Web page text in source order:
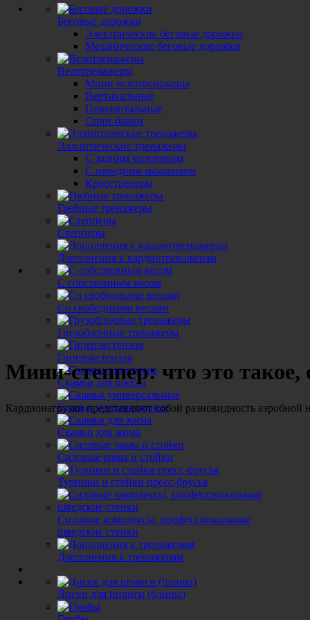
Беговые дорожки
Электрические беговые дорожки
Механические беговые дорожки
Велотренажеры
Мини велотренажеры
Вертикальные
Горизонтальные
Спин-байки
Эллиптические тренажеры
С задним маховиком
С передним маховиком
Кросстренеры
Гребные тренажеры
Степперы
Дополнения к кардиотренажерам
С собственным весом
Со свободными весами
Грузоблочные тренажеры
Гиперэкстензия
Скамьи для пресса
Скамьи универсальные
Скамьи для жима
Силовые рамы и стойки
Турники и стойки пресс-брусья
Силовые комплексы, профессиональные
шведские стенки
Дополнения к тренажерам
Диски для штанги (блины)
0 Отложенные 0 Корзина
0 Отложенные
8 (495) 374-72-06
Заказать звонок
Мини-степпер: что это такое,
Кардионагрузки представляют собой разновидность
Быстрое похудение
Удобный план тренировок